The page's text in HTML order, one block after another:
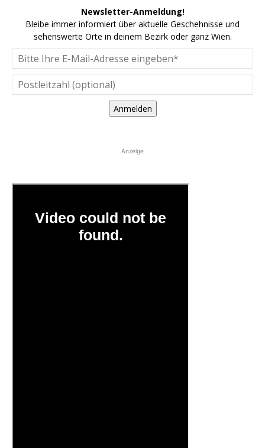
Newsletter-Anmeldung!
Bleibe immer informiert über aktuelle Geschehnisse und
sehenswerte Orte in deinem Bezirk oder ganz Wien.
Anmelden
Anzeige